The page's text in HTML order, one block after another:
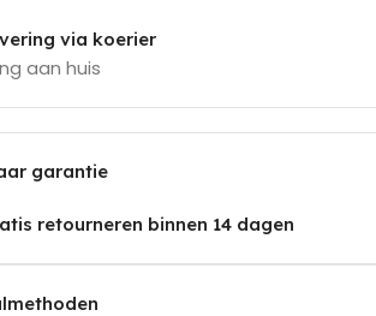
via koerier
aan huis
garantie
retourneren binnen 14 dagen